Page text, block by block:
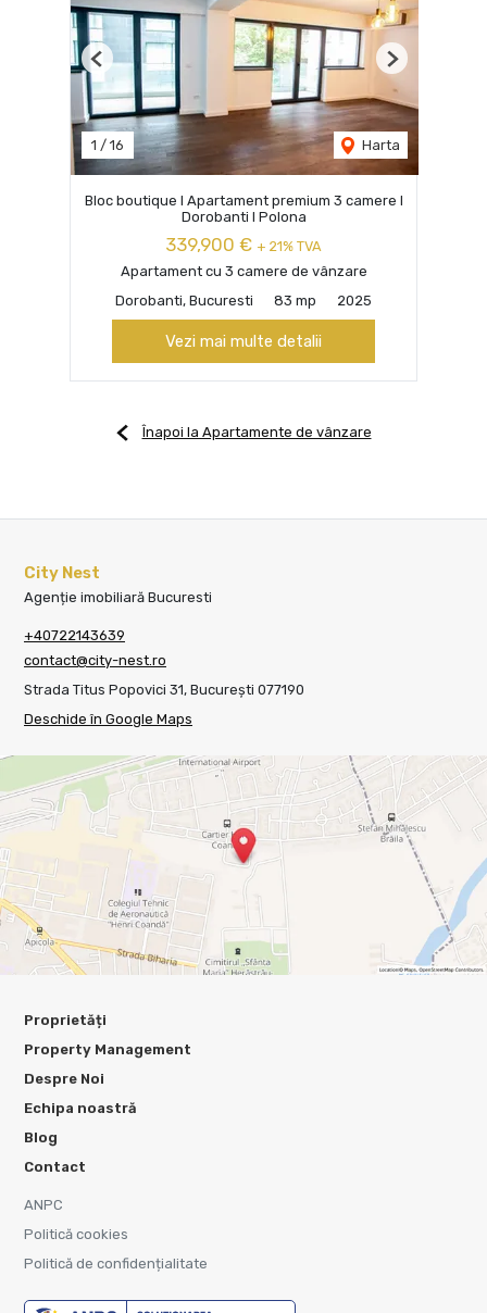
1 / 16 Harta
Previous Next
Bloc boutique I Apartament premium 3 camere I
Dorobanti I Polona
339,900 € + 21% TVA
Apartament cu 3 camere de vânzare
Dorobanti, Bucuresti
83 mp 2025
Vezi mai multe detalii
Înapoi la Apartamente de vânzare
City Nest
Agenție imobiliară Bucuresti
+40722143639
contact@city-nest.ro
Strada Titus Popovici 31, București 077190
Deschide în Google Maps
Proprietăți
Property Management
Despre Noi
Echipa noastră
Blog
Contact
ANPC
Politică cookies
Politică de confidențialitate